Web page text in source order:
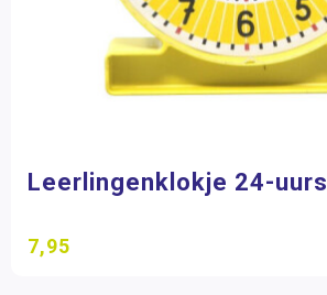
Leerlingenklokje 24-uurs
7,95